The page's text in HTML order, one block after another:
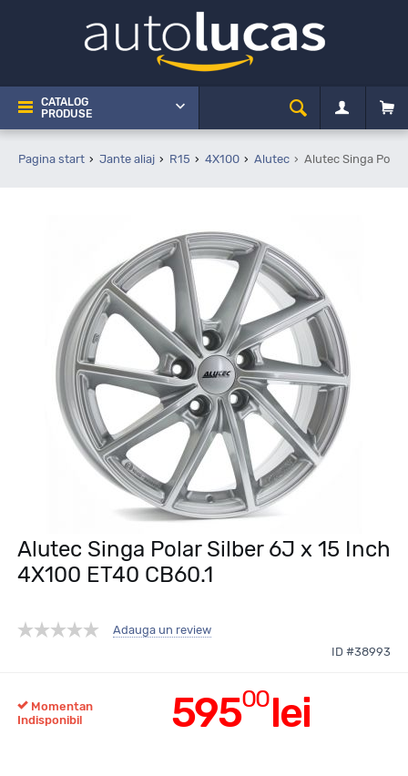
CATALOG
PRODUSE
Pagina start Jante aliaj R15 4X100 Alutec Alutec Singa Polar
Alutec Singa Polar Silber 6J x 15 Inch
4X100 ET40 CB60.1
Adauga un review
ID #38993
59500lei
Momentan
Indisponibil